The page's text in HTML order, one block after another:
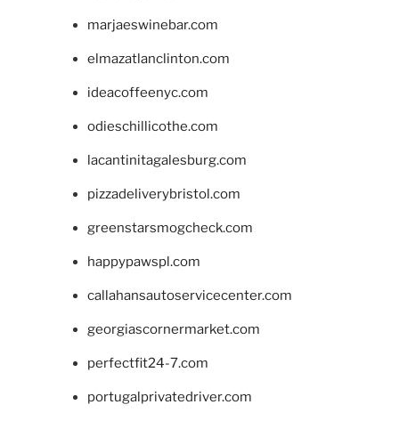
marjaeswinebar.com
elmazatlanclinton.com
ideacoffeenyc.com
odieschillicothe.com
lacantinitagalesburg.com
pizzadeliverybristol.com
greenstarsmogcheck.com
happypawspl.com
callahansautoservicecenter.com
georgiascornermarket.com
perfectfit24-7.com
portugalprivatedriver.com